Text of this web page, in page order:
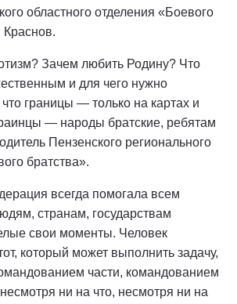
областного отделения «Боевого
Зачем любить Родину? Что
и для чего нужно
границы — только на картах и
— народы братские, ребятам
Пензенского регионального
братства».
всегда помогала всем
странам, государствам
свои моменты. Человек
который может выполнить задачу,
части, командованием
ни на что, несмотря ни на